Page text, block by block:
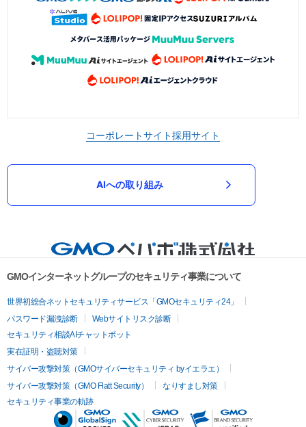
コーポレートサイト採用サイト
AIへの取り組み
GMOインターネットグループのセキュリティ事業について
世界初総合ネットセキュリティサービス「GMOセキュリティ24」
パスワード漏洩診断
Webサイトリスク診断
セキュリティ相談AIチャットボット
実在証明・盗聴対策
サイバー攻撃対策（GMOサイバーセキュリティ byイエラエ）
サイバー攻撃対策（GMO Flatt Security）
なりすまし対策
セキュリティ事業の軌跡